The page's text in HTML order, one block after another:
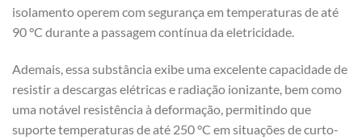
isolamento operem com segurança em temperaturas de até
90 °C durante a passagem contínua da eletricidade.
Ademais, essa substância exibe uma excelente capacidade de
resistir a descargas elétricas e radiação ionizante, bem como
uma notável resistência à deformação, permitindo que
suporte temperaturas de até 250 °C em situações de curto-